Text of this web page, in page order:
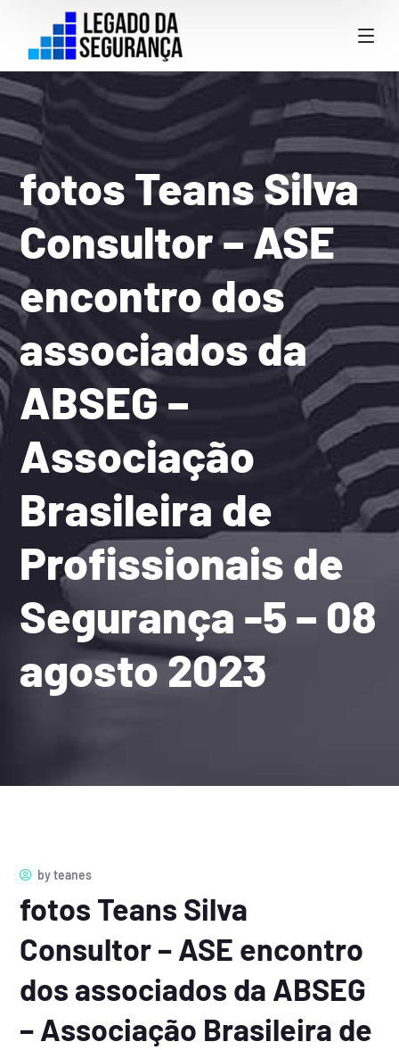
fotos Teans Silva
Consultor – ASE
encontro dos
associados da
ABSEG –
Associação
Brasileira de
Profissionais de
Segurança -5 – 08
agosto 2023
byteanes
fotos Teans Silva
Consultor – ASE encontro
dos associados da ABSEG
– Associação Brasileira de